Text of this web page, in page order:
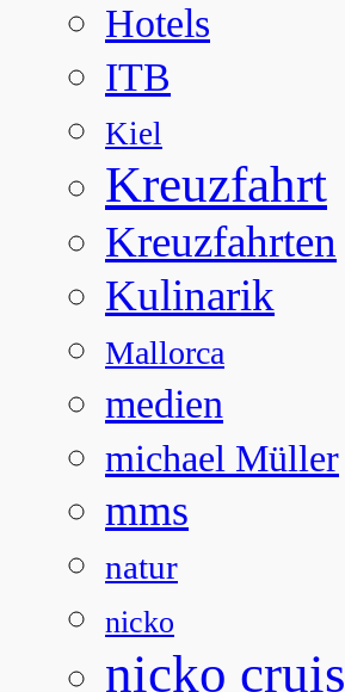
Hotels
ITB
Kiel
Kreuzfahrt
Kreuzfahrten
Kulinarik
Mallorca
medien
michael Müller
mms
natur
nicko
nicko